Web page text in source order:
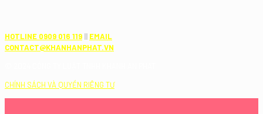
HOTLINE 0909 016 119 || EMAIL
CONTACT@KHANHANPHAT.VN
CHÍNH SÁCH VÀ QUYỀN RIÊNG TƯ